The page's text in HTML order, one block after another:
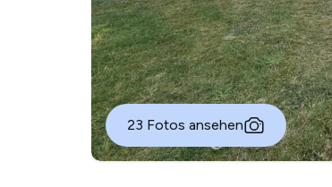
23 Fotos ansehen